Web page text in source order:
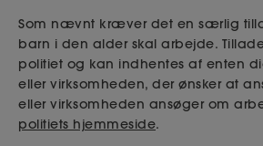
Som nævnt kræver det en særlig
barn i den alder skal arbejde.
politiet og kan indhentes af enten
eller virksomheden, der ønsker at
eller virksomheden ansøger om
politiets hjemmeside.